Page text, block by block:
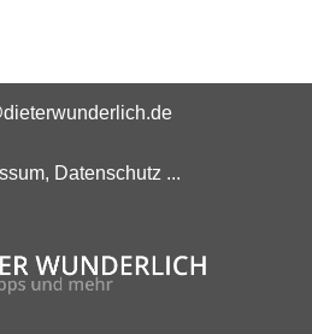
Datenschutz ...